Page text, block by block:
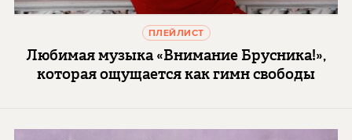
ПЛЕЙЛИСТ
Любимая музыка «Внимание Брусника!»,
которая ощущается как гимн свободы